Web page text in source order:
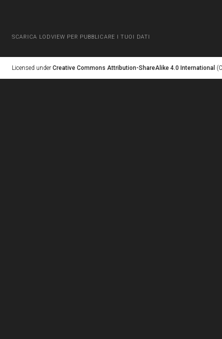
SCARICA LODVIEW PER PUBBLICARE I TUOI DATI
Licensed under Creative Commons Attribution-ShareAlike 4.0 International